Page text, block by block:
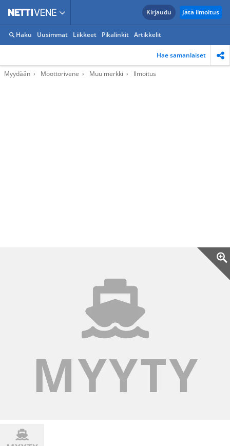
Kirjaudu Jätä ilmoitus
Haku Uusimmat Liikkeet Pikalinkit Artikkelit
Hae samanlaiset
Myydään Moottorivene Muu merkki Ilmoitus